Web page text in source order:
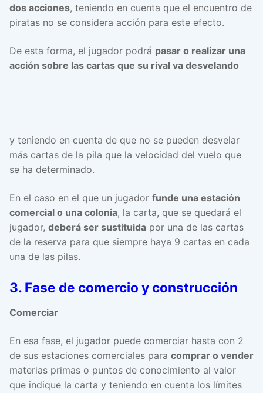
dos acciones, teniendo en cuenta que el encuentro de
piratas no se considera acción para este efecto.
De esta forma, el jugador podrá pasar o realizar una
acción sobre las cartas que su rival va desvelando
y teniendo en cuenta de que no se pueden desvelar
más cartas de la pila que la velocidad del vuelo que
se ha determinado.
En el caso en el que un jugador funde una estación
comercial o una colonia, la carta, que se quedará el
jugador, deberá ser sustituida por una de las cartas
de la reserva para que siempre haya 9 cartas en cada
una de las pilas.
3. Fase de comercio y construcción
Comerciar
En esa fase, el jugador puede comerciar hasta con 2
de sus estaciones comerciales para comprar o vender
materias primas o puntos de conocimiento al valor
que indique la carta y teniendo en cuenta los límites